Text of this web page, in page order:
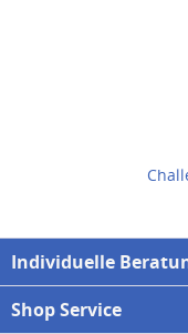
Individuelle
Shop Service